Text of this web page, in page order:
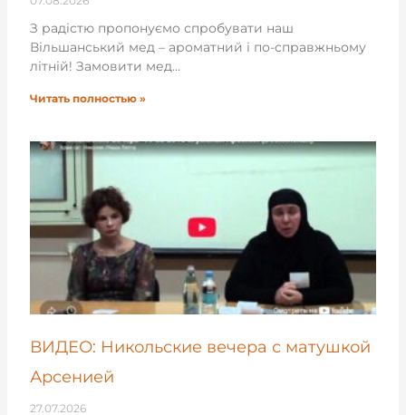
З радістю пропонуємо спробувати наш
Вільшанський мед – ароматний і по-справжньому
літній! Замовити мед…
Читать полностью »
ВИДЕО: Никольские вечера с матушкой
Арсенией
27.07.2026